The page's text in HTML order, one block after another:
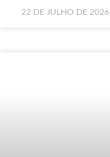
22 DE JULHO DE 2026